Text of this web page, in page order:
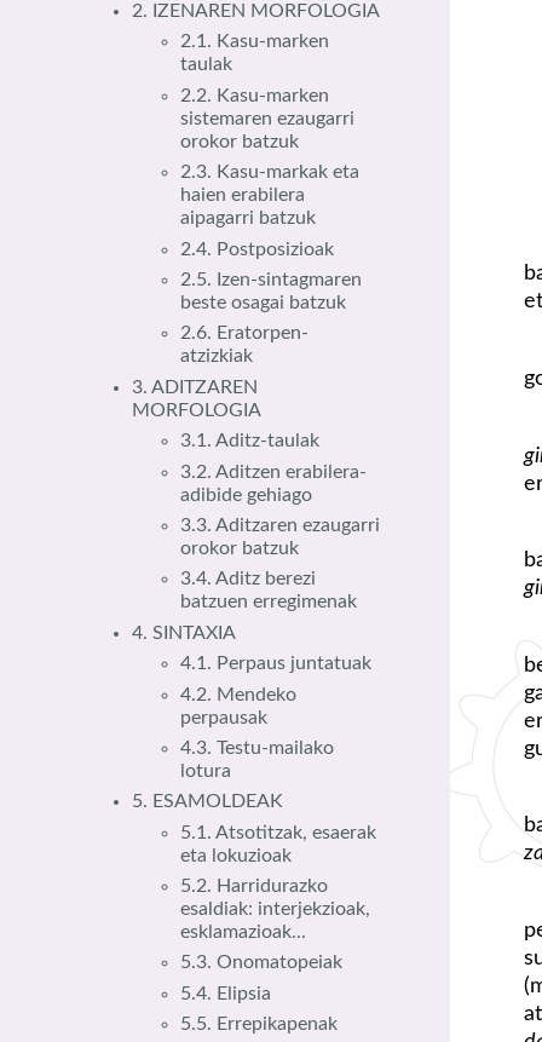
2. IZENAREN MORFOLOGIA
2.1. Kasu-marken
taulak
2.2. Kasu-marken
sistemaren ezaugarri
orokor batzuk
2.3. Kasu-markak eta
haien erabilera
aipagarri batzuk
2.4. Postposizioak
2.5. Izen-sintagmaren
beste osagai batzuk
2.6. Eratorpen-
atzizkiak
3. ADITZAREN
MORFOLOGIA
3.1. Aditz-taulak
3.2. Aditzen erabilera-
adibide gehiago
3.3. Aditzaren ezaugarri
orokor batzuk
3.4. Aditz berezi
batzuen erregimenak
4. SINTAXIA
4.1. Perpaus juntatuak
4.2. Mendeko
perpausak
4.3. Testu-mailako
lotura
5. ESAMOLDEAK
5.1. Atsotitzak, esaerak
eta lokuzioak
5.2. Harridurazko
esaldiak: interjekzioak,
esklamazioak...
5.3. Onomatopeiak
5.4. Elipsia
5.5. Errepikapenak